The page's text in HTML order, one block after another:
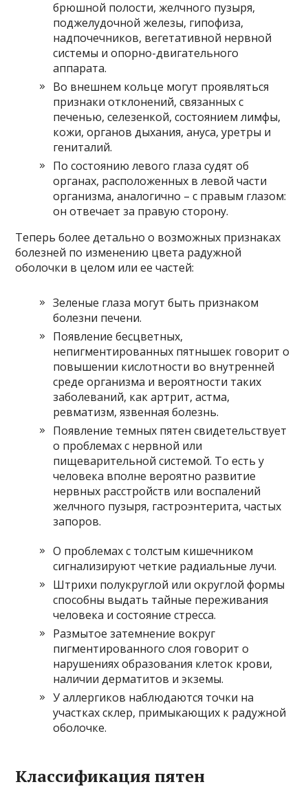
брюшной полости, желчного пузыря,
поджелудочной железы, гипофиза,
надпочечников, вегетативной нервной
системы и опорно-двигательного
аппарата.
Во внешнем кольце могут проявляться
признаки отклонений, связанных с
печенью, селезенкой, состоянием лимфы,
кожи, органов дыхания, ануса, уретры и
гениталий.
По состоянию левого глаза судят об
органах, расположенных в левой части
организма, аналогично – с правым глазом:
он отвечает за правую сторону.
Теперь более детально о возможных признаках
болезней по изменению цвета радужной
оболочки в целом или ее частей:
Зеленые глаза могут быть признаком
болезни печени.
Появление бесцветных,
непигментированных пятнышек говорит о
повышении кислотности во внутренней
среде организма и вероятности таких
заболеваний, как артрит, астма,
ревматизм, язвенная болезнь.
Появление темных пятен свидетельствует
о проблемах с нервной или
пищеварительной системой. То есть у
человека вполне вероятно развитие
нервных расстройств или воспалений
желчного пузыря, гастроэнтерита, частых
запоров.
О проблемах с толстым кишечником
сигнализируют четкие радиальные лучи.
Штрихи полукруглой или округлой формы
способны выдать тайные переживания
человека и состояние стресса.
Размытое затемнение вокруг
пигментированного слоя говорит о
нарушениях образования клеток крови,
наличии дерматитов и экземы.
У аллергиков наблюдаются точки на
участках склер, примыкающих к радужной
оболочке.
Классификация пятен